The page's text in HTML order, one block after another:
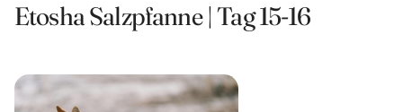
Etosha Salzpfanne | Tag 15-16